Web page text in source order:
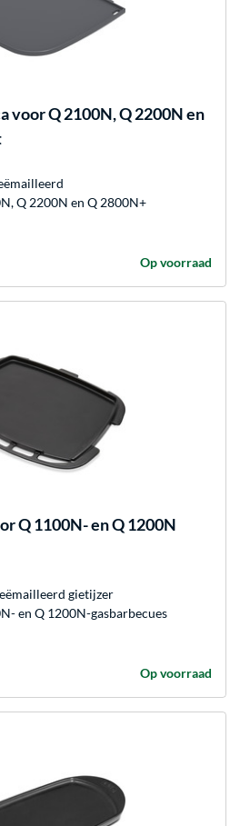
voor Q 2100N, Q 2200N en
Q 2200N en Q 2800N+
Op voorraad
Q 1100N- en Q 1200N
gietijzer
en Q 1200N-gasbarbecues
Op voorraad